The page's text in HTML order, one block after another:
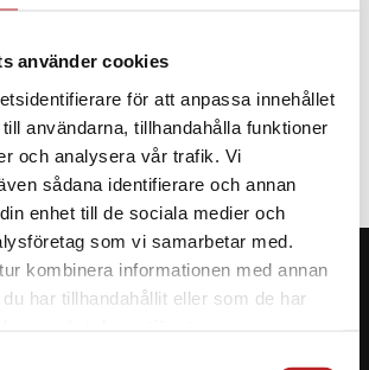
använder cookies
för att anpassa innehållet
användarna, tillhandahålla funktioner
och analysera vår trafik. Vi
sådana identifierare och annan
enhet till de sociala medier och
som vi samarbetar med.
kombinera informationen med annan
har tillhandahållit eller som de har